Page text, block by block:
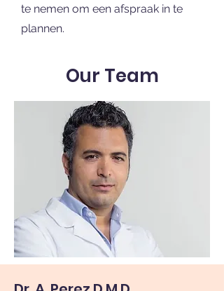
te nemen om een afspraak in te
plannen.
Our Team